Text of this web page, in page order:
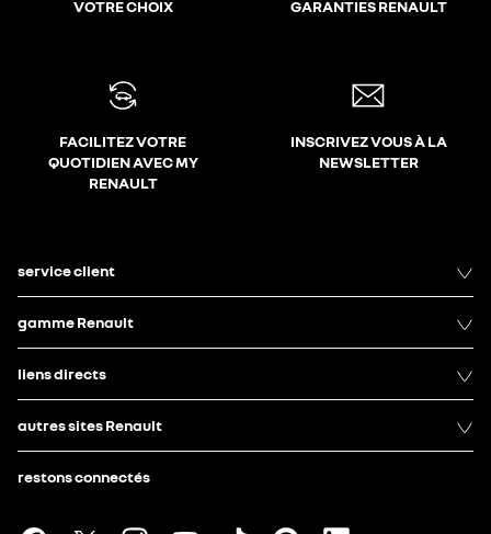
VOTRE CHOIX
GARANTIES RENAULT
FACILITEZ VOTRE
QUOTIDIEN AVEC MY
RENAULT
INSCRIVEZ VOUS À LA
NEWSLETTER
service client
gamme Renault
liens directs
autres sites Renault
restons connectés